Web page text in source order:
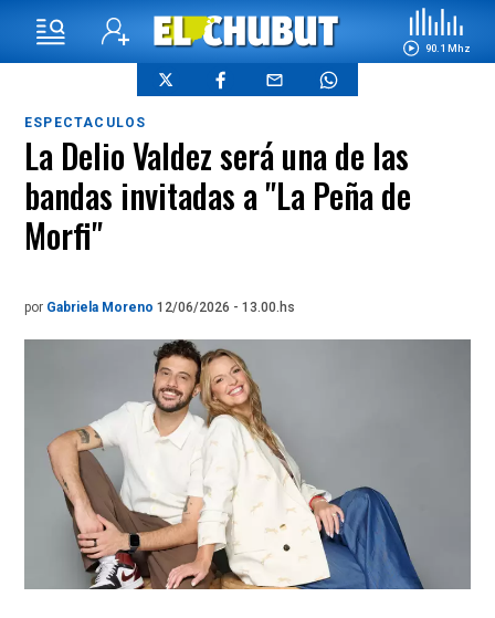
90.1 Mhz
ESPECTACULOS
La Delio Valdez será una de las
bandas invitadas a "La Peña de
Morfi"
por Gabriela Moreno 12/06/2026 - 13.00.hs